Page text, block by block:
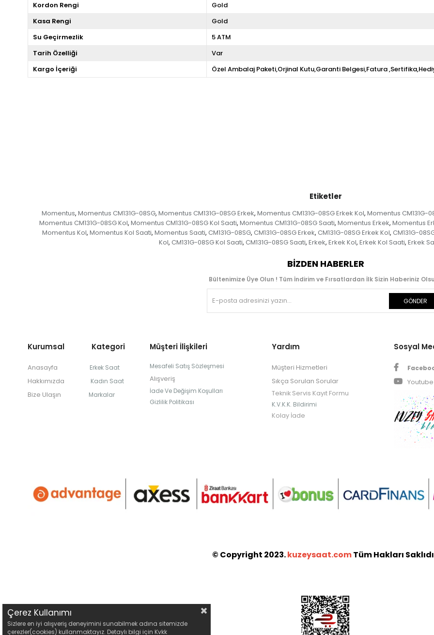
Kordon Rengi
Gold
Kasa Rengi
Gold
Su Geçirmezlik
5 ATM
Tarih Özelliği
Var
Kargo İçeriği
Özel Ambalaj Paketi,Orjinal Kutu,Garanti Belgesi,Fatura
Etiketler
Momentus, Momentus CM131G-08SG, Momentus CM131G-08SG Erkek, Momentus CM131G-08SG Erkek Kol, Momentus CM131G-
Momentus CM131G-08SG Kol, Momentus CM131G-08SG Kol Saati, Momentus CM131G-08SG Saati, Momentus Erkek, Momentus
Momentus Kol, Momentus Kol Saati, Momentus Saati, CM131G-08SG, CM131G-08SG Erkek, CM131G-08SG Erkek Kol, CM131G-
Kol, CM131G-08SG Kol Saati, CM131G-08SG Saati, Erkek, Erkek Kol, Erkek Kol Saati, Erkek
BIZDEN HABERLER
Bültenimize Üye Olun ! Tüm İndirim ve Fırsatlardan İlk Sizin Haberiniz
GÖNDER
Kurumsal Kategori
Anasayfa Erkek Saat
Hakkımızda Kadın Saat
Bize Ulaşın Markalar
Müşteri İlişkileri
Mesafeli Satış Sözleşmesi
Alışveriş
İade Ve Değişim Koşulları
Gizlilik Politikası
Yardım
Müşteri Hizmetleri
Sıkça Sorulan Sorular
Teknik Servis Kayıt Formu
K.V.K.K. Bildirimi
Kolay İade
Sosyal
Youtube
© Copyright 2023.kuzeysaat.comTüm Hakları
Çerez Kullanımı
Sizlere en iyi alışveriş deneyimini sunabilmek adına sitemizde
çerezler(cookies) kullanmaktayız. Detaylı bilgi için Kvkk